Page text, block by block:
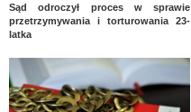
Sąd odroczył proces w sprawie
przetrzymywania i torturowania 23-
latka